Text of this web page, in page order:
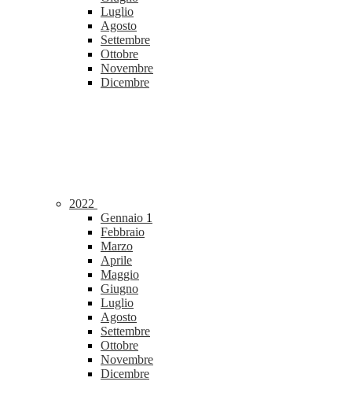
Luglio
Agosto
Settembre
Ottobre
Novembre
Dicembre
2022
Gennaio 1
Febbraio
Marzo
Aprile
Maggio
Giugno
Luglio
Agosto
Settembre
Ottobre
Novembre
Dicembre